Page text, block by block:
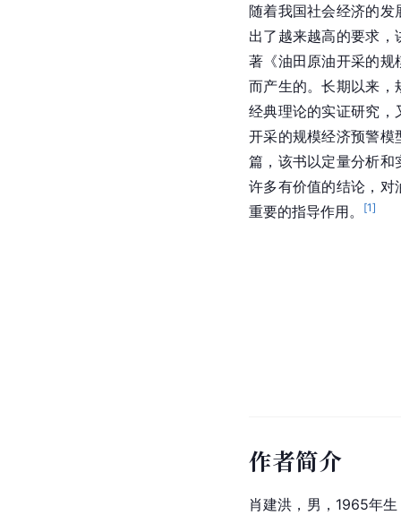
随着我国社会经济的发
出了越来越高的要求
著《油田原油开采的规
而产生的。长期以来，
经典理论的实证研究，
开采的规模经济预警模
篇，该书以定量分析和
许多有价值的结论，对
重要的指导作用。
[1]
作者简介
肖建洪，男，1965年生